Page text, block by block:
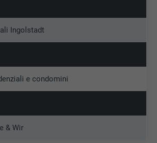
Ingolstadt
e condomini
& Wir